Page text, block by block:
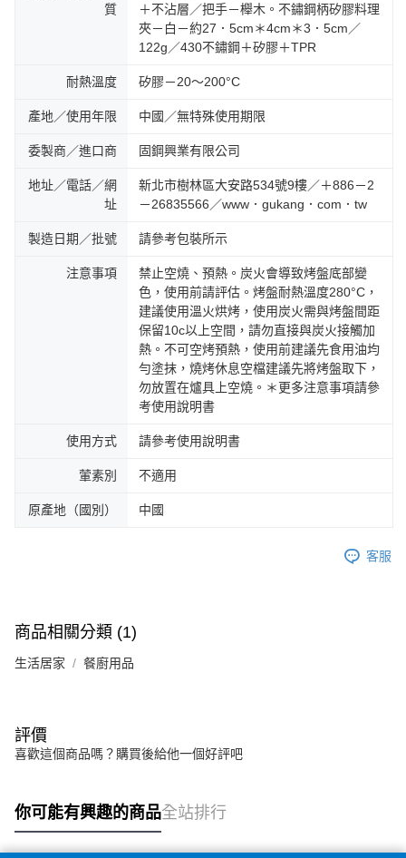
質
＋不沾層／把手－櫸木。不鏽鋼柄矽膠料理
夾－白－約27．5cm＊4cm＊3．5cm／
122g／430不鏽鋼＋矽膠＋TPR
耐熱溫度 矽膠－20～200°C
產地／使用年限 中國／無特殊使用期限
委製商／進口商 固鋼興業有限公司
地址／電話／網
址
新北市樹林區大安路534號9樓／＋886－2
－26835566／www．gukang．com．tw
製造日期／批號 請參考包裝所示
注意事項
禁止空燒、預熱。炭火會導致烤盤底部變
色，使用前請評估。烤盤耐熱溫度280°C，
建議使用溫火烘烤，使用炭火需與烤盤間距
保留10c以上空間，請勿直接與炭火接觸加
熱。不可空烤預熱，使用前建議先食用油均
勻塗抹，燒烤休息空檔建議先將烤盤取下，
勿放置在爐具上空燒。＊更多注意事項請參
考使用說明書
使用方式 請參考使用說明書
葷素別 不適用
原產地（國別） 中國
客服
商品相關分類 (1)
生活居家 餐廚用品
評價
喜歡這個商品嗎？購買後給他一個好評吧
你可能有興趣的商品全站排行